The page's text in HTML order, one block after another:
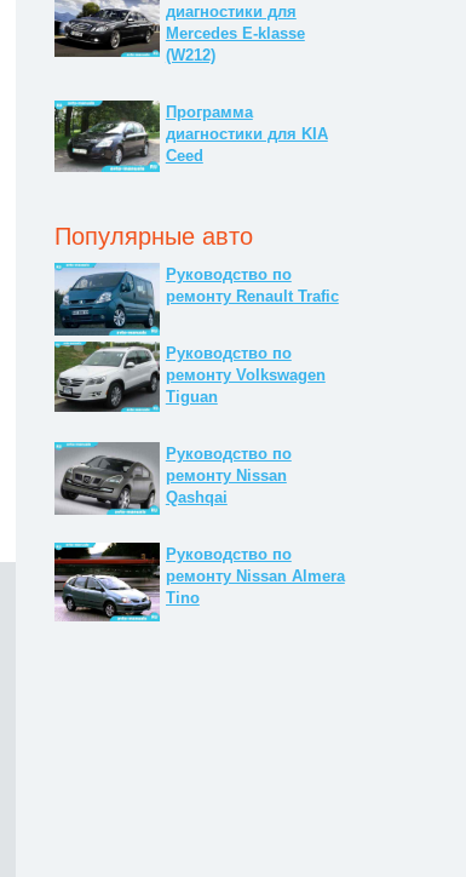
диагностики для
Mercedes E-klasse
(W212)
Программа
диагностики для KIA
Ceed
Популярные авто
Руководство по
ремонту Renault Trafic
Руководство по
ремонту Volkswagen
Tiguan
Руководство по
ремонту Nissan
Qashqai
Руководство по
ремонту Nissan Almera
Tino